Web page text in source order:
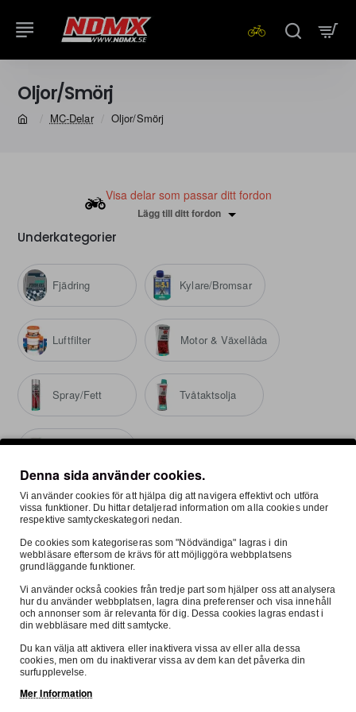
Oljor/Smörj
MC-Delar Oljor/Smörj
Visa delar som passar ditt fordon
Lägg till ditt fordon
Underkategorier
Fjädring Kylare/Bromsar
Luftfilter Motor & Växellåda
Spray/Fett Tvåtaktsolja
Tvättmedel
Mest Visade
Knobby, "PETROL HEADS" Miljömatta 160 X 100 cm
699:-
Denna sida använder cookies.
Vi använder cookies för att hjälpa dig att navigera effektivt och utföra
vissa funktioner. Du hittar detaljerad information om alla cookies under
respektive samtyckeskategori nedan.
De cookies som kategoriseras som "Nödvändiga" lagras i din
webbläsare eftersom de krävs för att möjliggöra webbplatsens
grundläggande funktioner.
Vi använder också cookies från tredje part som hjälper oss att analysera
hur du använder webbplatsen, lagra dina preferenser och visa innehåll
och annonser som är relevanta för dig. Dessa cookies lagras endast i
din webbläsare med ditt samtycke.
Du kan välja att aktivera eller inaktivera vissa av eller alla dessa
cookies, men om du inaktiverar vissa av dem kan det påverka din
surfupplevelse.
Mer Information